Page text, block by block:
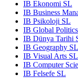
IB Ekonomi SL
IB Business
IB Psikoloji SL
IB Global
IB Dünya Tarihi
IB Geography SL
IB Visual Arts SL
IB Computer
IB Felsefe SL